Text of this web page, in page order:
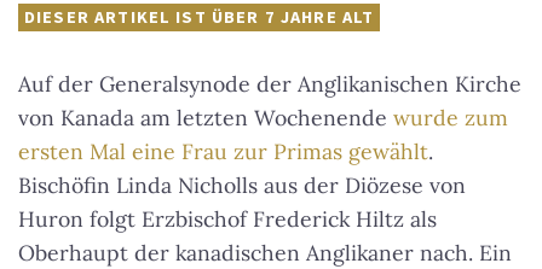
DIESER ARTIKEL IST ÜBER 7 JAHRE ALT
Auf der Generalsynode der Anglikanischen Kirche
von Kanada am letzten Wochenende wurde zum
ersten Mal eine Frau zur Primas gewählt.
Bischöfin Linda Nicholls aus der Diözese von
Huron folgt Erzbischof Frederick Hiltz als
Oberhaupt der kanadischen Anglikaner nach. Ein